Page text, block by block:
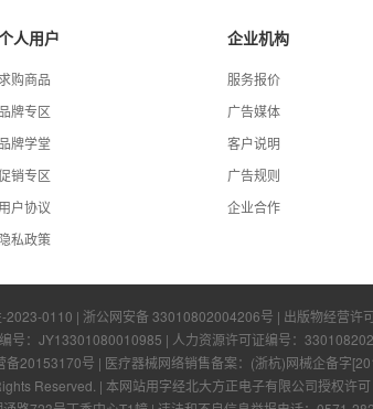
人用户
购商品
品牌专区
品牌学堂
销专区
用户协议
隐私政策
企业机构
服务报价
广告媒体
客户说明
广告规则
企业合作
2023-0110 | 浙公网安备 33010802004206号 | 出版物经营许可
号： JY13301080010985 | 人力资源许可证编号：
20153170号 | 医疗器械网络销售备案：(浙杭)网械企备字
Reserved. | 本网站用字经北大方正电子有限公司授权许可